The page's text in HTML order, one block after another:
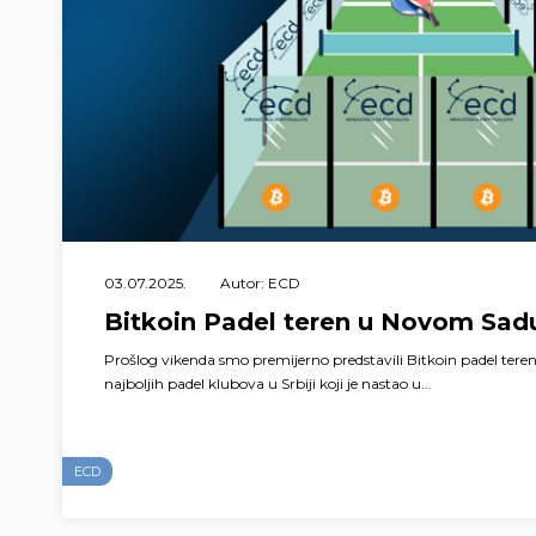
03.07.2025. Autor: ECD
Bitkoin Padel teren u Novom
Prošlog vikenda smo premijerno predstavili Bitkoin padel
najboljih padel klubova u Srbiji koji je nastao u...
ECD